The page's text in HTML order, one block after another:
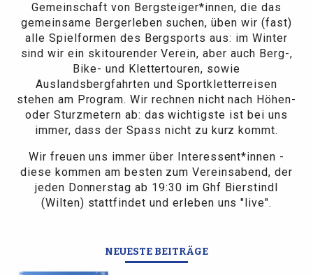
Gemeinschaft von Bergsteiger*innen, die das
gemeinsame Bergerleben suchen, üben wir (fast)
alle Spielformen des Bergsports aus: im Winter
sind wir ein skitourender Verein, aber auch Berg-,
Bike- und Klettertouren, sowie
Auslandsbergfahrten und Sportkletterreisen
stehen am Program. Wir rechnen nicht nach Höhen-
oder Sturzmetern ab: das wichtigste ist bei uns
immer, dass der Spass nicht zu kurz kommt.
Wir freuen uns immer über Interessent*innen -
diese kommen am besten zum Vereinsabend, der
jeden Donnerstag ab 19:30 im Ghf Bierstindl
(Wilten) stattfindet und erleben uns "live".
NEUESTE BEITRÄGE